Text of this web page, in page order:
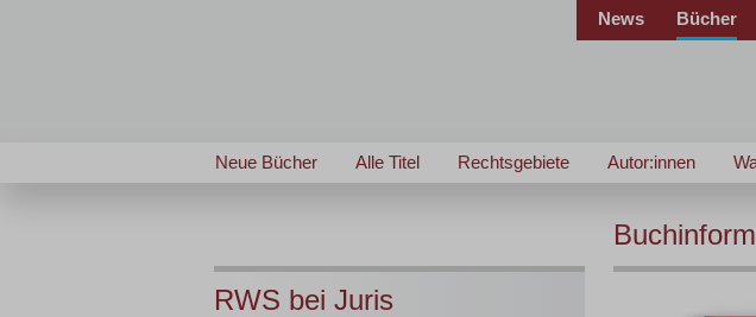
News Bücher
Neue Bücher Alle Titel Rechtsgebiete Autor:innen
RWS bei Juris